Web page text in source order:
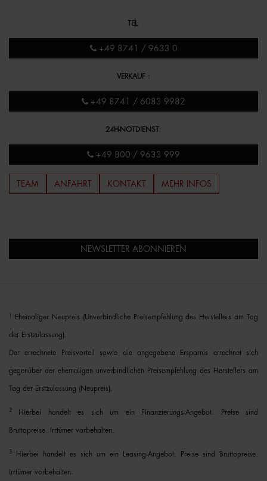
TEL :
+49 8741 / 9633 0
VERKAUF :
+49 8741 / 6083 9982
24H-NOTDIENST:
+49 800 / 9633 999
TEAM ANFAHRT KONTAKT MEHR INFOS
NEWSLETTER ABONNIEREN
Ehemaliger Neupreis (Unverbindliche Preisempfehlung des Herstellers am Tag
der Erstzulassung).
Der errechnete Preisvorteil sowie die angegebene Ersparnis errechnet sich
gegenüber der ehemaligen unverbindlichen Preisempfehlung des Herstellers am
Tag der Erstzulassung (Neupreis).
2 Hierbei handelt es sich um ein Finanzierungs-Angebot. Preise sind
Bruttopreise. Irrtümer vorbehalten.
3 Hierbei handelt es sich um ein Leasing-Angebot. Preise sind Bruttopreise.
Irrtümer vorbehalten.